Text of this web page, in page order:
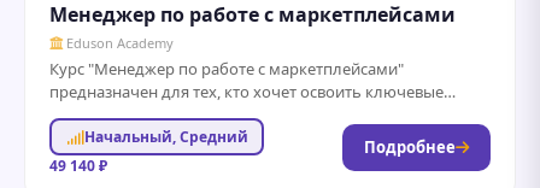
Менеджер по работе с маркетплейсами
Eduson Academy
Курс "Менеджер по работе с маркетплейсами"
предназначен для тех, кто хочет освоить ключевые
навыки и знания, необходимые для успешной работы...
Начальный, Средний
49 140 ₽
Подробнее